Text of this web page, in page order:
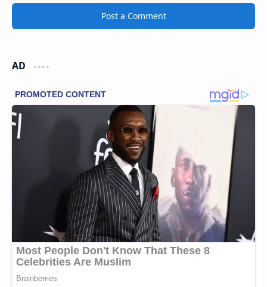
Post a Comment
AD